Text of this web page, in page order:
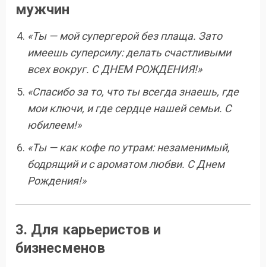
мужчин
«Ты — мой супергерой без плаща. Зато
имеешь суперсилу: делать счастливыми
всех вокруг. С ДНЕМ РОЖДЕНИЯ!»
«Спасибо за то, что ты всегда знаешь, где
мои ключи, и где сердце нашей семьи. С
юбилеем!»
«Ты — как кофе по утрам: незаменимый,
бодрящий и с ароматом любви. С Днем
Рождения!»
3. Для карьеристов и
бизнесменов